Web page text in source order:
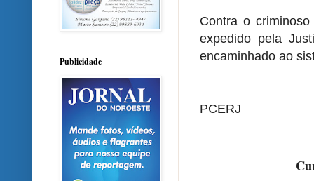
Contra o
expedido pela
encaminhado ao
PCERJ
Publicidade